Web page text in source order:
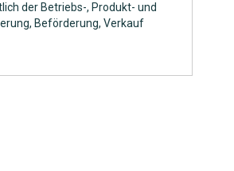
der Betriebs-, Produkt- und
Beförderung, Verkauf